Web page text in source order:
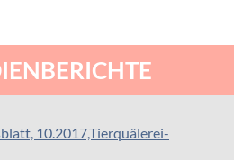
10.2017,Tierquälerei-